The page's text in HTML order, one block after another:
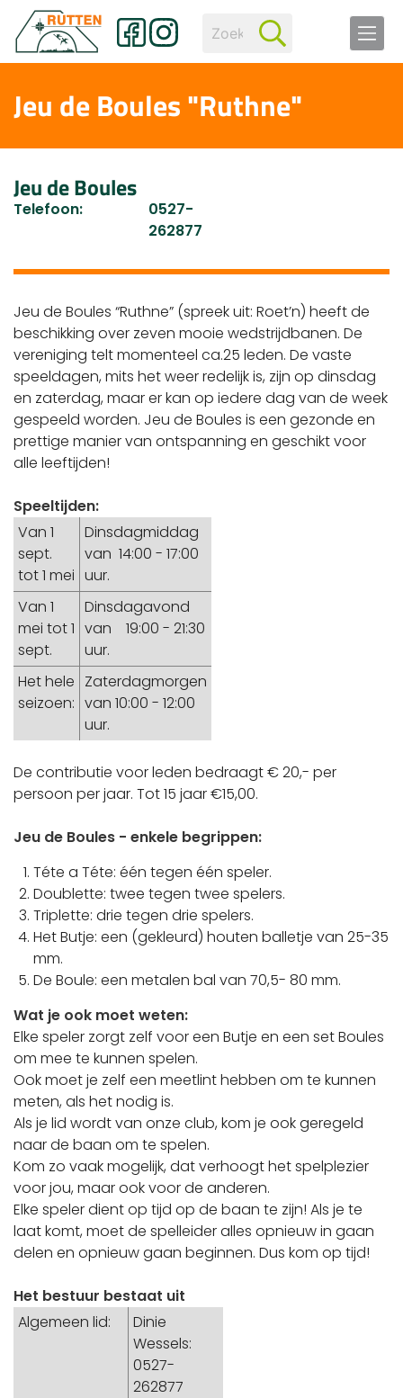
Jeu de Boules "Ruthne"
Jeu de Boules
Telefoon:
0527-
262877
Jeu de Boules “Ruthne” (spreek uit: Roet’n) heeft de
beschikking over zeven mooie wedstrijdbanen. De
vereniging telt momenteel ca.25 leden. De vaste
speeldagen, mits het weer redelijk is, zijn op dinsdag
en zaterdag, maar er kan op iedere dag van de week
gespeeld worden. Jeu de Boules is een gezonde en
prettige manier van ontspanning en geschikt voor
alle leeftijden!
Speeltijden:
Van 1
sept.
tot 1 mei
Dinsdagmiddag
van 14:00 - 17:00
uur.
Van 1
mei tot 1
sept.
Dinsdagavond
van 19:00 - 21:30
uur.
Het hele
seizoen:
Zaterdagmorgen
van 10:00 - 12:00
uur.
De contributie voor leden bedraagt € 20,- per
persoon per jaar. Tot 15 jaar €15,00.
Jeu de Boules - enkele begrippen:
Téte a Téte: één tegen één speler.
Doublette: twee tegen twee spelers.
Triplette: drie tegen drie spelers.
Het Butje: een (gekleurd) houten balletje van 25-35
mm.
De Boule: een metalen bal van 70,5- 80 mm.
Wat je ook moet weten:
Elke speler zorgt zelf voor een Butje en een set Boules
om mee te kunnen spelen.
Ook moet je zelf een meetlint hebben om te kunnen
meten, als het nodig is.
Als je lid wordt van onze club, kom je ook geregeld
naar de baan om te spelen.
Kom zo vaak mogelijk, dat verhoogt het spelplezier
voor jou, maar ook voor de anderen.
Elke speler dient op tijd op de baan te zijn! Als je te
laat komt, moet de spelleider alles opnieuw in gaan
delen en opnieuw gaan beginnen. Dus kom op tijd!
Het bestuur bestaat uit
Algemeen lid:
Dinie
Wessels:
0527-
262877